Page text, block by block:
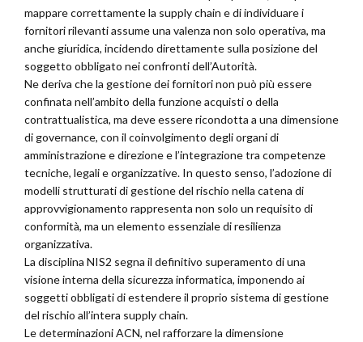
mappare correttamente la supply chain e di individuare i
fornitori rilevanti assume una valenza non solo operativa, ma
anche giuridica, incidendo direttamente sulla posizione del
soggetto obbligato nei confronti dell’Autorità.
Ne deriva che la gestione dei fornitori non può più essere
confinata nell’ambito della funzione acquisti o della
contrattualistica, ma deve essere ricondotta a una dimensione
di governance, con il coinvolgimento degli organi di
amministrazione e direzione e l’integrazione tra competenze
tecniche, legali e organizzative. In questo senso, l’adozione di
modelli strutturati di gestione del rischio nella catena di
approvvigionamento rappresenta non solo un requisito di
conformità, ma un elemento essenziale di resilienza
organizzativa.
La disciplina NIS2 segna il definitivo superamento di una
visione interna della sicurezza informatica, imponendo ai
soggetti obbligati di estendere il proprio sistema di gestione
del rischio all’intera supply chain.
Le determinazioni ACN, nel rafforzare la dimensione